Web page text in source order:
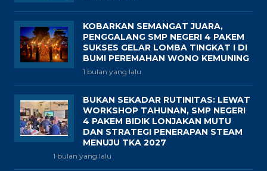
KOBARKAN SEMANGAT JUARA,
PENGGALANG SMP NEGERI 4 PAKEM
SUKSES GELAR LOMBA TINGKAT I DI
BUMI PEREMAHAN WONO KEMUNING
1 bulan yang lalu
BUKAN SEKADAR RUTINITAS: LEWAT
WORKSHOP TAHUNAN, SMP NEGERI
4 PAKEM BIDIK LONJAKAN MUTU
DAN STRATEGI PENERAPAN STEAM
MENUJU TKA 2027
1 bulan yang lalu